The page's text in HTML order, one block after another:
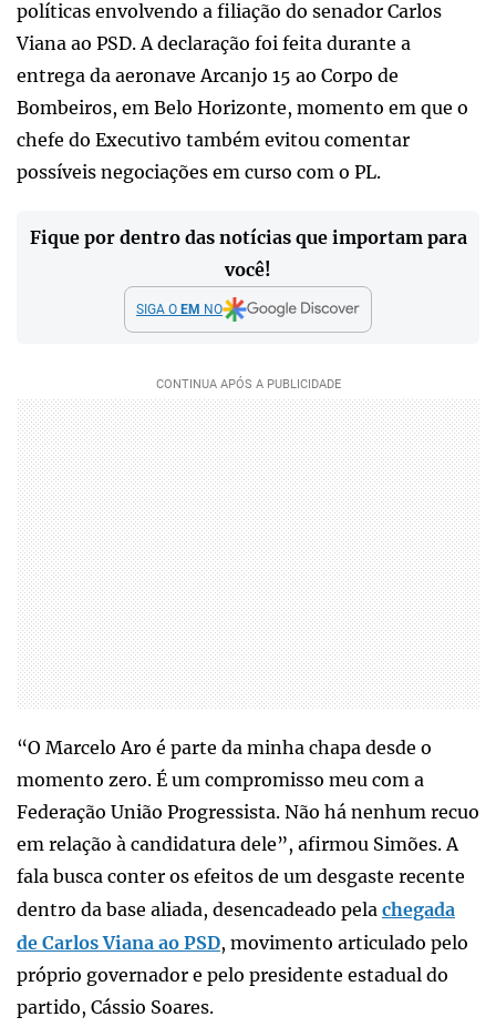
políticas envolvendo a filiação do senador Carlos
Viana ao PSD. A declaração foi feita durante a
entrega da aeronave Arcanjo 15 ao Corpo de
Bombeiros, em Belo Horizonte, momento em que o
chefe do Executivo também evitou comentar
possíveis negociações em curso com o PL.
Fique por dentro das notícias que importam para
você!
SIGA O EM NO
“O Marcelo Aro é parte da minha chapa desde o
momento zero. É um compromisso meu com a
Federação União Progressista. Não há nenhum recuo
em relação à candidatura dele”, afirmou Simões. A
fala busca conter os efeitos de um desgaste recente
dentro da base aliada, desencadeado pela chegada
de Carlos Viana ao PSD, movimento articulado pelo
próprio governador e pelo presidente estadual do
partido, Cássio Soares.